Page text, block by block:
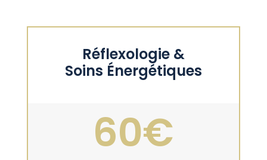
Réflexologie &
Soins Énergétiques
60€